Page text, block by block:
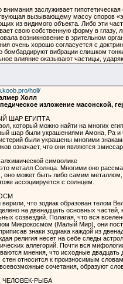
внимания заслуживает
вызывающему массу споров
из видимого объекта. Либо эти
свою собственную форму в глазу,
возникновение в зрительном
очень хорошо согласуется с
бомбардируют вибрации слишком
влияние оказывают частицы,
holl/
Холл
изложение масонской,
ШАР ЕГИПТА
который можно найти на многих
шар были украшениями Амона, Ра
были украшены многими
означает, что они являются
символике
металл Солнца. Многими оно
оно может быть либо самим
ассоциируется с солнцем.
что зодиак образован телом
на двенадцать основных
созвездий. Полагая, что вся
Микрокосмом (Малый Мир), они
знаки зодиака каждой из
религия несет на себе следы
аллегорий. Почти вся
мнения, что исходные двадцать
относится к произносимым
сочетания, образуют
ЧЕЛОВЕК-РЫБА